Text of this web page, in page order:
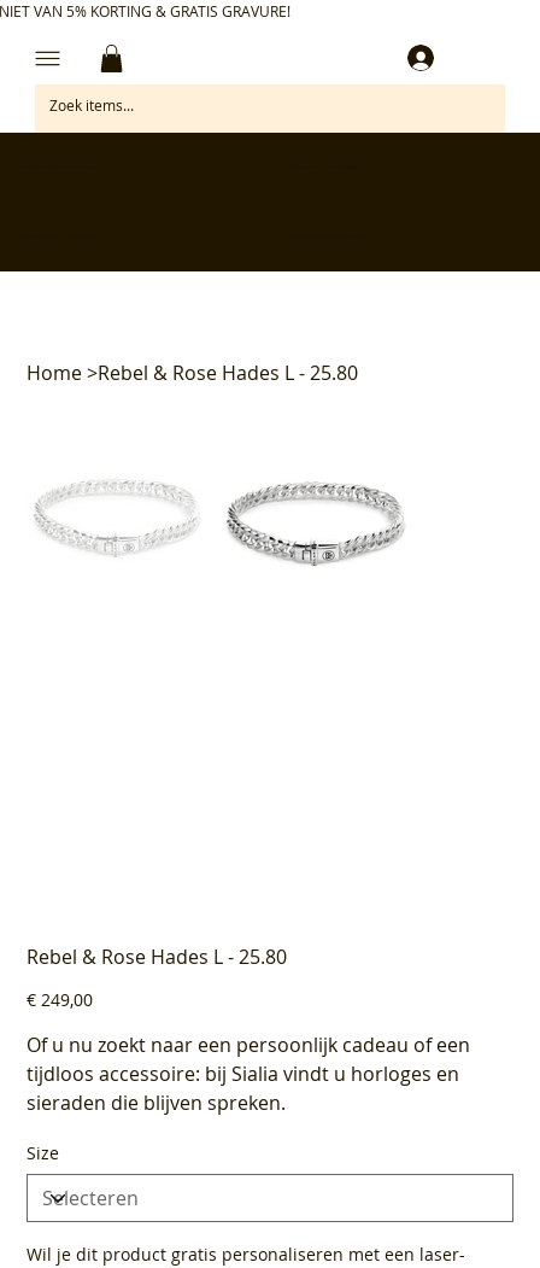
VAN 5% KORTING & GRATIS GRAVURE!
Home>Rebel & Rose Hades L - 25.80
Rebel & Rose Hades L - 25.80
Prijs
€ 249,00
Of u nu zoekt naar een persoonlijk cadeau of een
tijdloos accessoire: bij Sialia vindt u horloges en
sieraden die blijven spreken.
Size
Wil je dit product gratis personaliseren met een laser-